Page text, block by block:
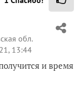
обл.
13:44
и время